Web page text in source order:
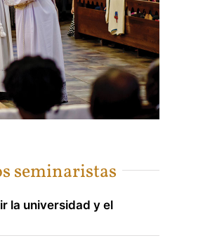
seminaristas
la universidad y el